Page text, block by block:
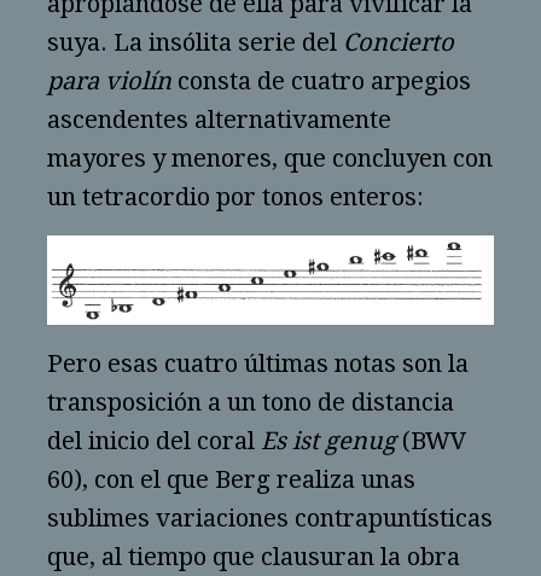
suya. La insólita serie del Concierto
para violín consta de cuatro arpegios
ascendentes alternativamente
mayores y menores, que concluyen con
un tetracordio por tonos enteros:
Pero esas cuatro últimas notas son la
transposición a un tono de distancia
del inicio del coral Es ist genug(BWV
60), con el que Berg realiza unas
sublimes variaciones contrapuntísticas
que, al tiempo que clausuran la obra